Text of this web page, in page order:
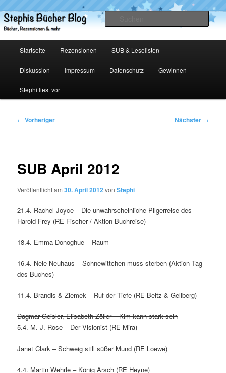
primären
Inhalt
Stephis Bücher Blog
Startseite Rezensionen SUB & Leselisten
Diskussion Impressum Datenschutz Gewinnen
Stephi liest vor
Beitragsnavigation
← Vorheriger Nächster →
SUB April 2012
Veröffentlicht am30. April 2012vonStephi
21.4. Rachel Joyce – Die unwahrscheinliche Pilgerreise des
Harold Frey (RE Fischer / Aktion Buchreise)
18.4. Emma Donoghue – Raum
16.4. Nele Neuhaus – Schnewittchen muss sterben (Aktion Tag
des Buches)
11.4. Brandis & Ziemek – Ruf der Tiefe (RE Beltz & Gellberg)
Dagmar Geisler, Elisabeth Zöller – Kim kann stark sein
5.4. M. J. Rose – Der Visionist (RE Mira)
Janet Clark – Schweig still süßer Mund (RE Loewe)
4.4. Martin Wehrle – König Arsch (RE Heyne)